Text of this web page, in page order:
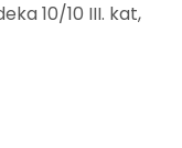
10/10 III. kat,